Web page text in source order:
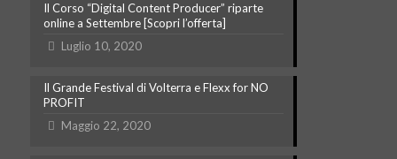
Il Corso “Digital Content Producer” riparte
online a Settembre [Scopri l’offerta]
Luglio 10, 2020
Il Grande Festival di Volterra e Flexx for NO
PROFIT
Maggio 22, 2020